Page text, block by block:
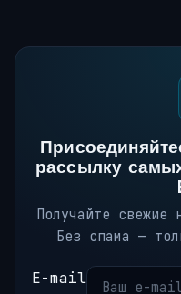
рассылку
Получайте свежие
Без спама —
E-mail